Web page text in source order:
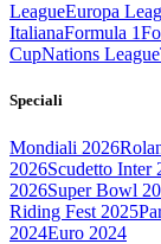
LeagueEuropa
ItalianaFormula 1
CupNations League
Speciali
Mondiali 2026
2026Scudetto Inter
2026Super Bowl
Riding Fest 2025
2024Euro 2024